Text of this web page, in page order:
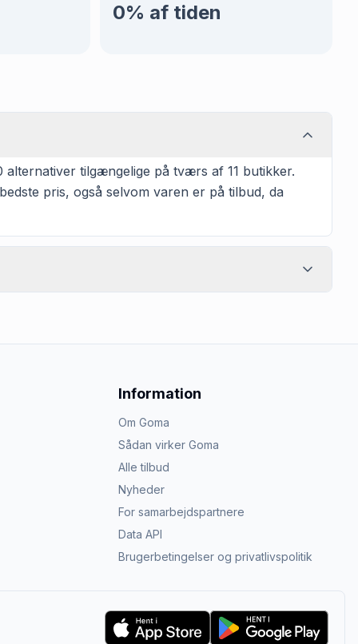
0% af tiden
tilgængelige på tværs af 11 butikker.
pris, også selvom varen er på tilbud, da
Information
Om Goma
Sådan virker Goma
Alle tilbud
Nyheder
For samarbejdspartnere
Data API
Brugerbetingelser og privatlivspolitik